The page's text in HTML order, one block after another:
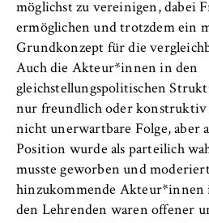
möglichst zu vereinigen, dabei
ermöglichen und trotzdem ein
Grundkonzept für die
Auch die Akteur*innen in den
gleichstellungspolitischen
nur freundlich oder konstruktiv
nicht unerwartbare Folge, aber
Position wurde als parteilich
musste geworben und
hinzukommende Akteur*innen
den Lehrenden waren offener